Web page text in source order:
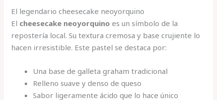
El legendario cheesecake neoyorquino
El cheesecake neoyorquino es un símbolo de la
repostería local. Su textura cremosa y base crujiente lo
hacen irresistible. Este pastel se destaca por:
Una base de galleta graham tradicional
Relleno suave y denso de queso
Sabor ligeramente ácido que lo hace único